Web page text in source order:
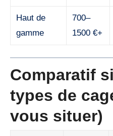
Haut de
gamme
700–
1500 €+
Comparatif
types de
vous situer)